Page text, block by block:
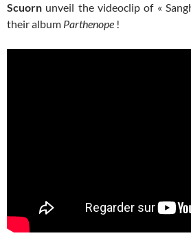
Scuorn unveil the videoclip of «
their album Parthenope !